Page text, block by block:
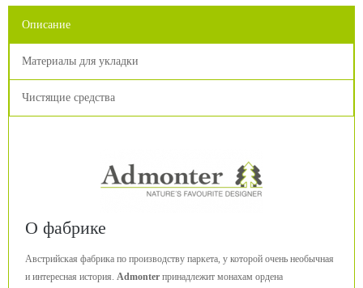
Описание
Материалы для укладки
Чистящие средства
О фабрике
Австрийская фабрика по производству паркета, у которой очень необычная
и интересная история. Admonter принадлежит монахам ордена